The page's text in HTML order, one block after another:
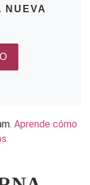
NUEVA
Aprende cómo